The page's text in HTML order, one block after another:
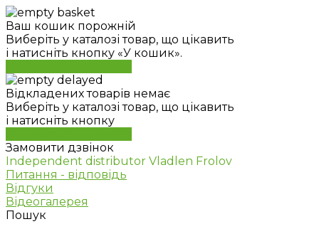
Ваш кошик порожній
Виберіть у каталозі товар, що цікавить
і натисніть кнопку «У кошик».
Відкладених товарів немає
Виберіть у каталозі товар, що цікавить
і натисніть кнопку
Замовити дзвінок
Independent distributor Vladlen Frolov
Питання - відповідь
Відгуки
Відеогалерея
Пошук